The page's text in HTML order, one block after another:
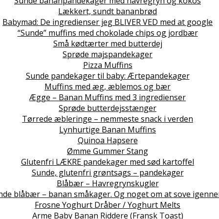
Lækkert, sundt bananbrød
Babymad: De ingredienser jeg BLIVER VED med at google
“Sunde” muffins med chokolade chips og jordbær
Små kødtærter med butterdej
Sprøde majspandekager
Pizza Muffins
Sunde pandekager til baby: Ærtepandekager
Muffins med æg, æblemos og bær
Ægge – Banan Muffins med 3 ingredienser
Sprøde butterdejsstænger
Tørrede æbleringe – nemmeste snack i verden
Lynhurtige Banan Muffins
Quinoa Hapsere
Ømme Gummer Stang
Glutenfri LÆKRE pandekager med sød kartoffel
Sunde, glutenfri grøntsags – pandekager
Blåbær – Havregrynskugler
blåbær – banan småkager. Og noget om at sove
Frosne Yoghurt Dråber / Yoghurt Melts
Arme Baby Banan Riddere (Fransk Toast)